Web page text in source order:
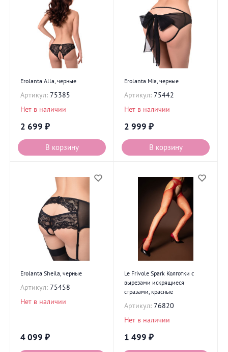
Erolanta Alla, черные
Артикул: 75385
Нет в наличии
2 699 ₽
В корзину
Erolanta Mia, черные
Артикул: 75442
Нет в наличии
2 999 ₽
В корзину
Erolanta Sheila, черные
Артикул: 75458
Нет в наличии
4 099 ₽
Le Frivole Spark Колготки с
вырезами искрящиеся
стразами, красные
Артикул: 76820
Нет в наличии
1 499 ₽